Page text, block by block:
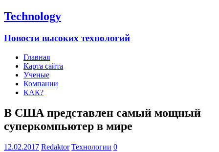
Technology
Новости высоких технологий
Главная
Карта сайта
Ученые
Компании
КАК?
В США представлен самый мощный
суперкомпьютер в мире
12.02.2017 Redaktor Технологии 0